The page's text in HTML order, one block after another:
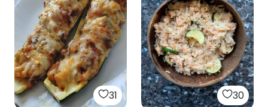
31 30